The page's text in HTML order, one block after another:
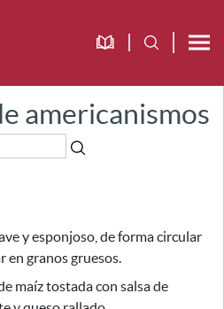
americanismos
y esponjoso, de forma circular
en granos gruesos.
maíz tostada con salsa de